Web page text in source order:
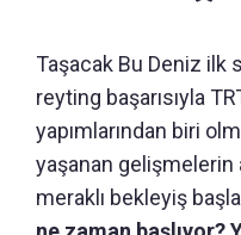
Taşacak Bu Deniz ilk
reyting başarısıyla
yapımlarından biri
yaşanan gelişmelerin
meraklı bekleyiş